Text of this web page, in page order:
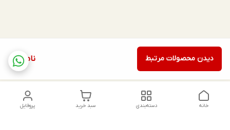
ناموجود دیدن محصولات مرتبط
پروفایل سبد خرید دسته‌بندی خانه